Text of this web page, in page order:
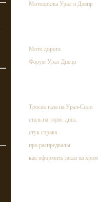
Мотоциклы Урал и Днепр
Мото дорога
Форум Урал Днепр
Тросик газа на Урал-Соло
сталь на торм. диск.
стук справа
про распредвалы
как оформить заказ на хром